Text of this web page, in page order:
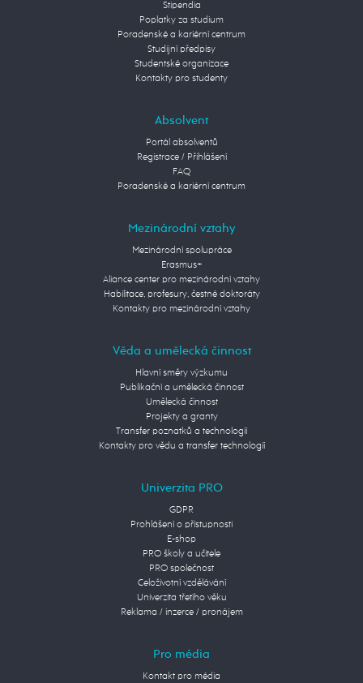
Stipendia
Poplatky za studium
Poradenské a kariérní centrum
Studijní předpisy
Studentské organizace
Kontakty pro studenty
Absolvent
Portál absolventů
Registrace / Přihlášení
FAQ
Poradenské a kariérní centrum
Mezinárodní vztahy
Mezinárodní spolupráce
Erasmus+
Aliance center pro mezinárodní vztahy
Habilitace, profesury, čestné doktoráty
Kontakty pro mezinárodní vztahy
Věda a umělecká činnost
Hlavní směry výzkumu
Publikační a umělecká činnost
Umělecká činnost
Projekty a granty
Transfer poznatků a technologií
Kontakty pro vědu a transfer technologií
Univerzita PRO
GDPR
Prohlášení o přístupnosti
E-shop
PRO školy a učitele
PRO společnost
Celoživotní vzdělávání
Univerzita třetího věku
Reklama / inzerce / pronájem
Pro média
Kontakt pro média